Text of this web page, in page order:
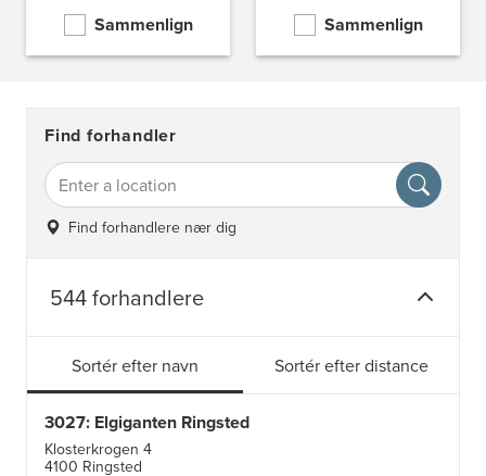
Sammenlign Sammenlign
Find forhandler
Find forhandlere nær dig
544 forhandlere
Sortér efter navn Sortér efter distance
3027: Elgiganten Ringsted
Klosterkrogen 4
4100 Ringsted